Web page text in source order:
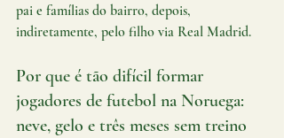
pai e famílias do bairro, depois,
indiretamente, pelo filho via Real Madrid.
Por que é tão difícil formar
jogadores de futebol na Noruega:
neve, gelo e três meses sem treino